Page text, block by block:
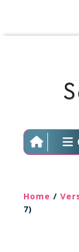
Home /
7)